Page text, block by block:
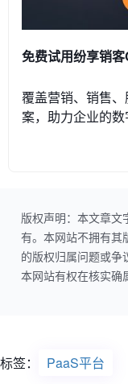
免费试用纷享销
覆盖营销、销售
案，助力企业的数
版权声明：本文章文
有。本网站不拥有其
的版权归属问题或争
本网站有权在核实确
标签： PaaS平台